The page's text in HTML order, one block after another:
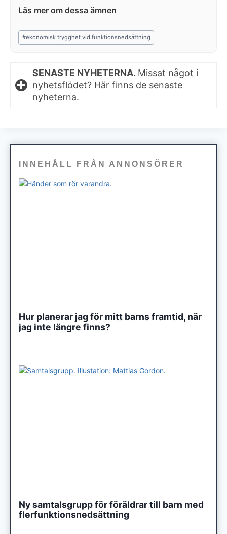
Post
Tags:
#ekonomisk trygghet vid funktionsnedsättning
SENASTE NYHETERNA. Missat något i
nyhetsflödet? Här finns de senaste
nyheterna.
INNEHÅLL FRÅN ANNONSÖRER
Hur planerar jag för mitt barns framtid, när
jag inte längre finns?
Ny samtalsgrupp för föräldrar till barn med
flerfunktionsnedsättning